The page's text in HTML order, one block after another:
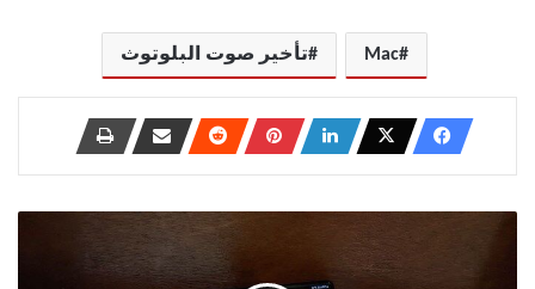
Mac تأخير صوت البلوتوث